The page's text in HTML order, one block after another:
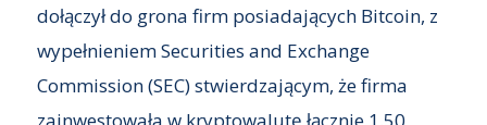
dołączył do grona firm posiadających Bitcoin, z
wypełnieniem Securities and Exchange
Commission (SEC) stwierdzającym, że firma